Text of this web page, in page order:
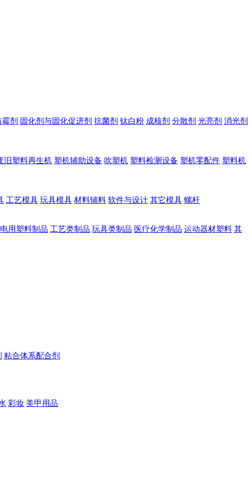
霉剂 固化剂与固化促进剂 抗菌剂 钛白粉 成核剂 分散剂 光亮剂 消光剂
旧塑料再生机 塑机辅助设备 吹塑机 塑料检测设备 塑机零配件 塑料机
工艺模具 玩具模具 材料辅料 软件与设计 其它模具 螺杆
用塑料制品 工艺类制品 玩具类制品 医疗化学制品 运动器材塑料 其
粘合体系配合剂
彩妆 美甲用品